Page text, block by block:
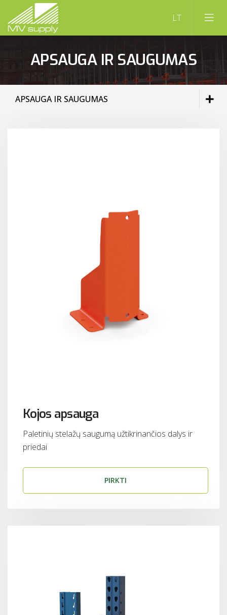
APSAUGA IR SAUGUMAS
APSAUGA IR SAUGUMAS
Kojos apsauga
Paletinių stelažų saugumą užtikrinančios dalys ir
priedai
PIRKTI